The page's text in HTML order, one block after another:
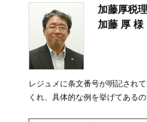
加藤厚税
加藤 厚 様
レジュメに条文番号が明記され
くれ、具体的な例を挙げてある